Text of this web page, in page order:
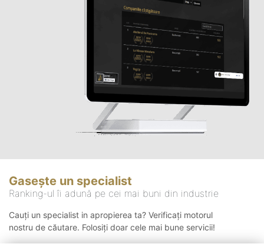
Gasește un specialist
Ranking-ul îi adună pe cei mai buni din industrie
Cauți un specialist in apropierea ta? Verificați motorul
nostru de căutare. Folosiți doar cele mai bune servicii!